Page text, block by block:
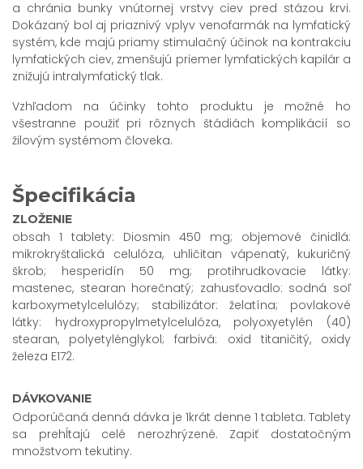
a chránia bunky vnútornej vrstvy ciev pred stázou krvi.
Dokázaný bol aj priaznivý vplyv venofarmák na lymfatický
systém, kde majú priamy stimulačný účinok na kontrakciu
lymfatických ciev, zmenšujú priemer lymfatických kapilár a
znižujú intralymfatický tlak.
Vzhľadom na účinky tohto produktu je možné ho
všestranne použiť pri rôznych štádiách komplikácií so
žilovým systémom človeka.
Špecifikácia
ZLOŽENIE
obsah 1 tablety: Diosmin 450 mg; objemové činidlá:
mikrokryštalická celulóza, uhličitan vápenatý, kukuričný
škrob; hesperidín 50 mg; protihrudkovacie látky:
mastenec, stearan horečnatý; zahusťovadlo: sodná soľ
karboxymetylcelulózy; stabilizátor: želatína; povlakové
látky: hydroxypropylmetylcelulóza, polyoxyetylén (40)
stearan, polyetylénglykol; farbivá: oxid titaničitý, oxidy
železa E172.
DÁVKOVANIE
Odporúčaná denná dávka je 1krát denne 1 tableta. Tablety
sa prehĺtajú celé nerozhrýzené. Zapiť dostatočným
množstvom tekutiny.